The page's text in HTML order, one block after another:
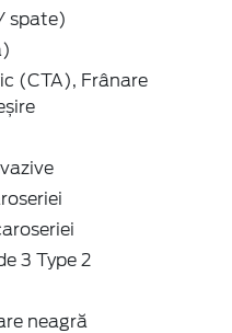
spate)
(CTA), Frânare
3 Type 2
neagră